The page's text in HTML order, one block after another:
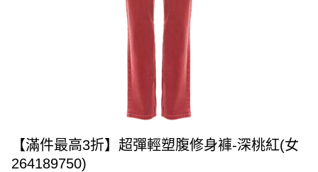
【滿件最高3折】超彈輕塑腹修身褲-深桃紅(女
264189750)